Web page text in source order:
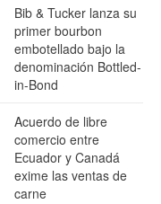
Bib & Tucker lanza su
primer bourbon
embotellado bajo la
denominación Bottled-
in-Bond
Acuerdo de libre
comercio entre
Ecuador y Canadá
exime las ventas de
carne